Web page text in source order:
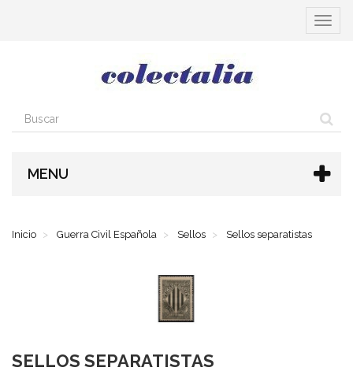
MENU
Inicio Guerra Civil Española Sellos Sellos separatistas
SELLOS SEPARATISTAS